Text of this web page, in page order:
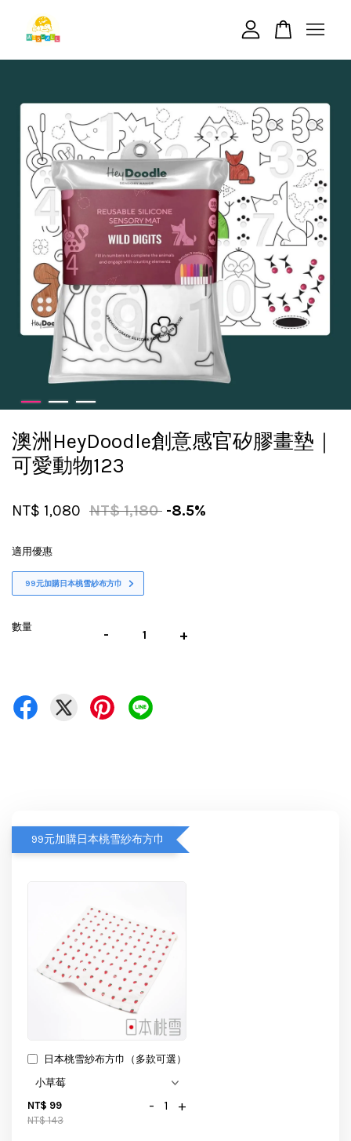
澳洲HeyDoodle創意感官矽膠畫墊｜
可愛動物123
NT$ 1,080 NT$ 1,180 -8.5%
適用優惠
99元加購日本桃雪紗布方巾
數量 - +
99元加購日本桃雪紗布方巾
日本桃雪紗布方巾（多款可選）
NT$ 99
NT$ 143
- +
繼續購物